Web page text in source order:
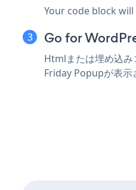
Your code block
Go for
Htmlまたは埋め込
Friday Popupが表示